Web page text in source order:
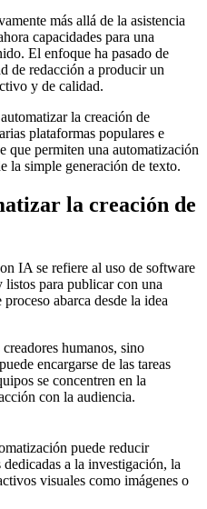
más allá de la asistencia
capacidades para una
El enfoque ha pasado de
de redacción a producir un
y de calidad.
la creación de
plataformas populares e
que permiten una automatización
la simple generación de texto.
la creación de
IA se refiere al uso de software
listos para publicar con una
abarca desde la idea
humanos, sino
encargarse de las tareas
se concentren en la
con la audiencia.
puede reducir
a la investigación, la
visuales como imágenes o